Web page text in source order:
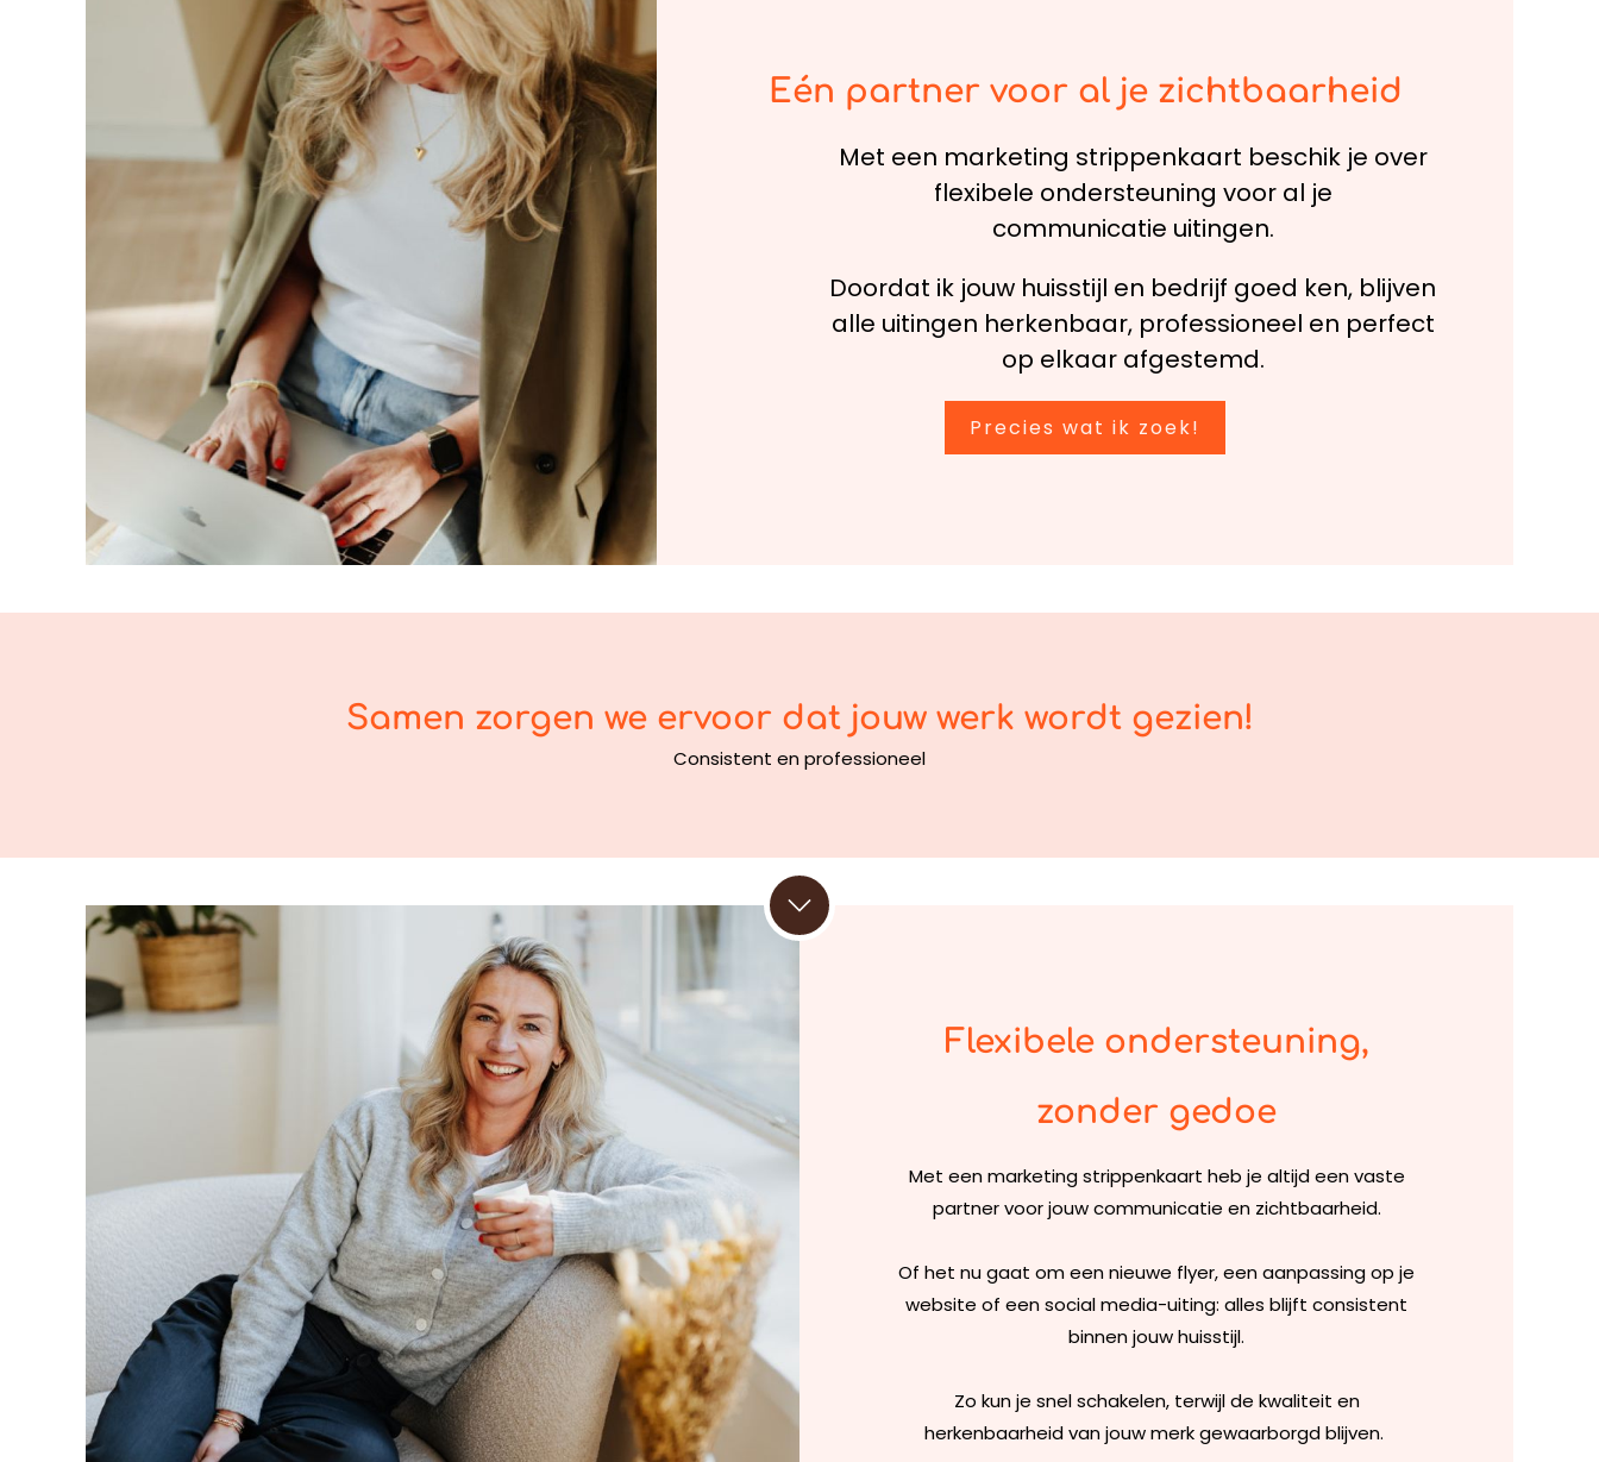
Eén partner voor al je zichtbaarheid
Met een marketing strippenkaart beschik je over
flexibele ondersteuning voor al je
communicatie uitingen.
Doordat ik jouw huisstijl en bedrijf goed ken, blijven
alle uitingen herkenbaar, professioneel en perfect
op elkaar afgestemd.
Precies wat ik zoek!
Samen zorgen we ervoor dat jouw werk wordt gezien!
Consistent en professioneel
Flexibele ondersteuning,
zonder gedoe
Met een marketing strippenkaart heb je altijd een vaste
partner voor jouw communicatie en zichtbaarheid.
Of het nu gaat om een nieuwe flyer, een aanpassing op je
website of een social media-uiting: alles blijft consistent
binnen jouw huisstijl.
Zo kun je snel schakelen, terwijl de kwaliteit en
herkenbaarheid van jouw merk gewaarborgd blijven.